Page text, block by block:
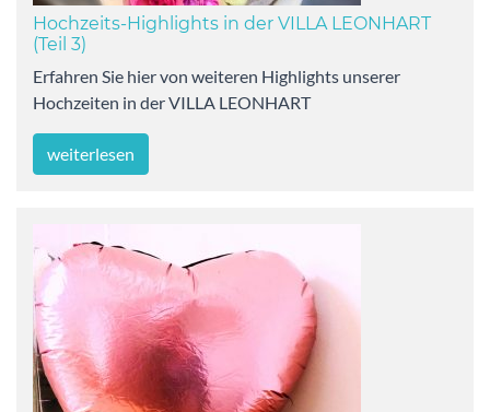
Hochzeits-Highlights in der VILLA LEONHART
(Teil 3)
Erfahren Sie hier von weiteren Highlights unserer
Hochzeiten in der VILLA LEONHART
weiterlesen